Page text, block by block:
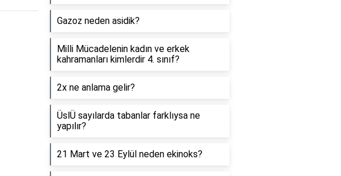
Gazoz neden asidik?
Milli Mücadelenin kadın ve erkek
kahramanları kimlerdir 4. sınıf?
2x ne anlama gelir?
ÜslÜ sayılarda tabanlar farklıysa ne
yapılır?
21 Mart ve 23 Eylül neden ekinoks?